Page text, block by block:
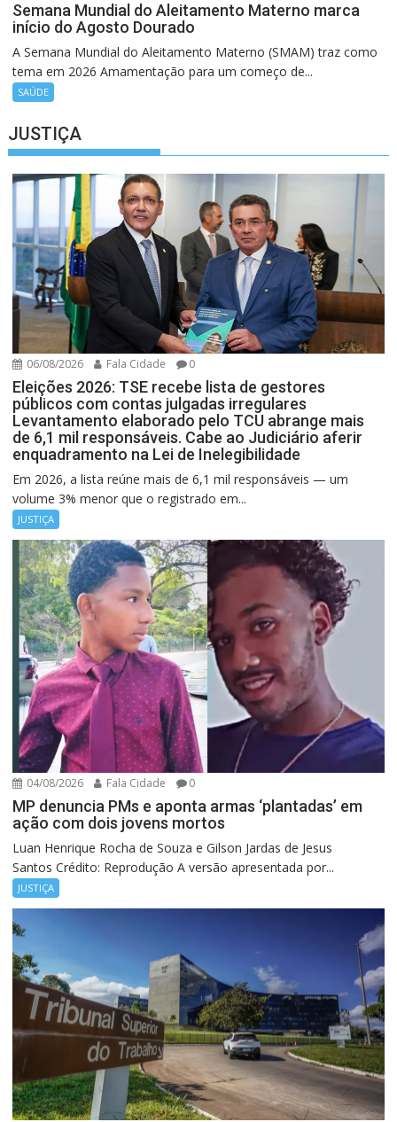
Semana Mundial do Aleitamento Materno marca
início do Agosto Dourado
A Semana Mundial do Aleitamento Materno (SMAM) traz como
tema em 2026 Amamentação para um começo de...
SAÚDE
JUSTIÇA
06/08/2026 Fala Cidade 0
Eleições 2026: TSE recebe lista de gestores
públicos com contas julgadas irregulares
Levantamento elaborado pelo TCU abrange mais
de 6,1 mil responsáveis. Cabe ao Judiciário aferir
enquadramento na Lei de Inelegibilidade
Em 2026, a lista reúne mais de 6,1 mil responsáveis — um
volume 3% menor que o registrado em...
JUSTIÇA
04/08/2026 Fala Cidade 0
MP denuncia PMs e aponta armas ‘plantadas’ em
ação com dois jovens mortos
Luan Henrique Rocha de Souza e Gilson Jardas de Jesus
Santos Crédito: Reprodução A versão apresentada por...
JUSTIÇA